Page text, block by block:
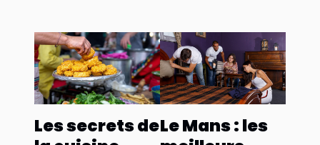
Les secrets deLe Mans : les